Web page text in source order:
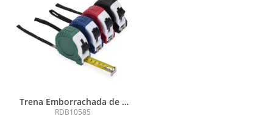
Trena Emborrachada de 5
Metros
RDB10585